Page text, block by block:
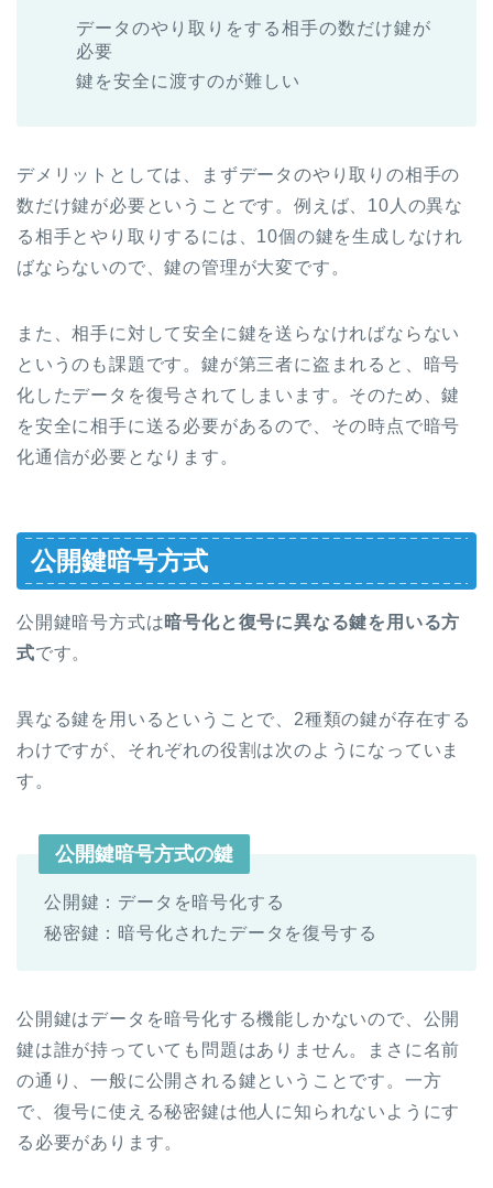
データのやり取りをする相手の数だけ鍵が
必要
鍵を安全に渡すのが難しい
デメリットとしては、まずデータのやり取りの相手の
数だけ鍵が必要ということです。例えば、10人の異な
る相手とやり取りするには、10個の鍵を生成しなけれ
ばならないので、鍵の管理が大変です。
また、相手に対して安全に鍵を送らなければならない
というのも課題です。鍵が第三者に盗まれると、暗号
化したデータを復号されてしまいます。そのため、鍵
を安全に相手に送る必要があるので、その時点で暗号
化通信が必要となります。
公開鍵暗号方式
公開鍵暗号方式は暗号化と復号に異なる鍵を用いる方
式です。
異なる鍵を用いるということで、2種類の鍵が存在する
わけですが、それぞれの役割は次のようになっていま
す。
公開鍵暗号方式の鍵
公開鍵：データを暗号化する
秘密鍵：暗号化されたデータを復号する
公開鍵はデータを暗号化する機能しかないので、公開
鍵は誰が持っていても問題はありません。まさに名前
の通り、一般に公開される鍵ということです。一方
で、復号に使える秘密鍵は他人に知られないようにす
る必要があります。